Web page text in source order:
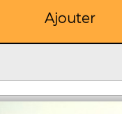
Ajouter